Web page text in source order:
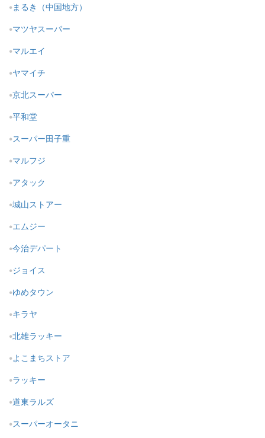
まるき（中国地方）
マツヤスーパー
マルエイ
ヤマイチ
京北スーパー
平和堂
スーパー田子重
マルフジ
アタック
城山ストアー
エムジー
今治デパート
ジョイス
ゆめタウン
キラヤ
北雄ラッキー
よこまちストア
ラッキー
道東ラルズ
スーパーオータニ